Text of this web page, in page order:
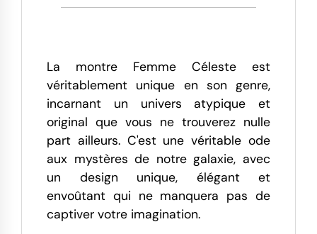
La montre Femme Céleste est
véritablement unique en son genre,
incarnant un univers atypique et
original que vous ne trouverez nulle
part ailleurs. C'est une véritable ode
aux mystères de notre galaxie, avec
un design unique, élégant et
envoûtant qui ne manquera pas de
captiver votre imagination.